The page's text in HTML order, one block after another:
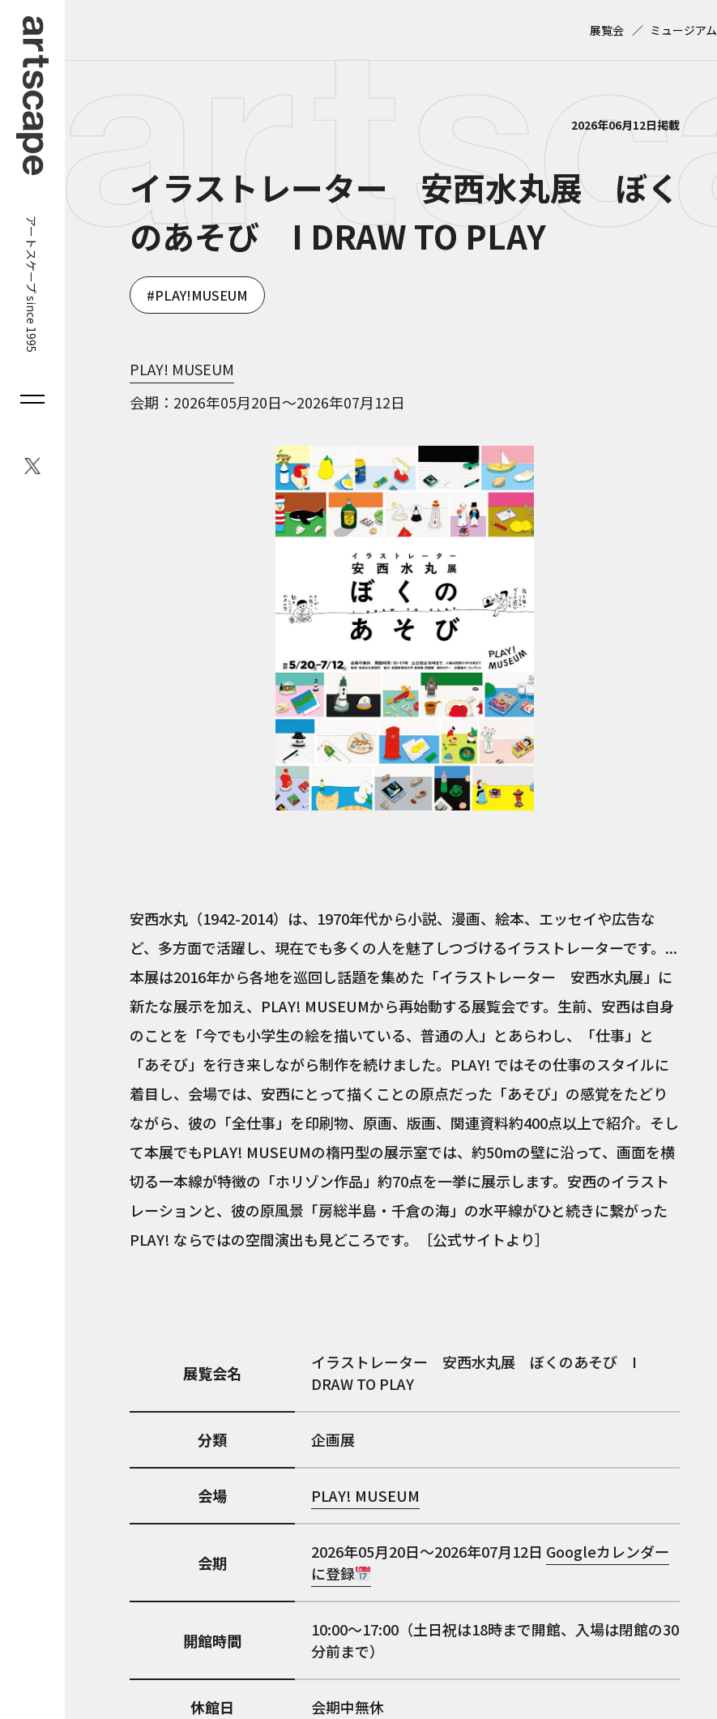
アートスケープ since 1995
展覧会 ミュージアム
2026年06月12日掲載
イラストレーター 安西水丸展 ぼく
のあそび I DRAW TO PLAY
PLAY!MUSEUM
PLAY! MUSEUM
会期
2026年05月20日～2026年07月12日
安西水丸（1942-2014）は、1970年代から小説、漫画、絵本、エッセイや広告な
ど、多方面で活躍し、現在でも多くの人を魅了しつづけるイラストレーターです。...
本展は2016年から各地を巡回し話題を集めた「イラストレーター 安西水丸展」に
新たな展示を加え、PLAY! MUSEUMから再始動する展覧会です。生前、安西は自身
のことを「今でも小学生の絵を描いている、普通の人」とあらわし、「仕事」と
「あそび」を行き来しながら制作を続けました。PLAY! ではその仕事のスタイルに
着目し、会場では、安西にとって描くことの原点だった「あそび」の感覚をたどり
ながら、彼の「全仕事」を印刷物、原画、版画、関連資料約400点以上で紹介。そし
て本展でもPLAY! MUSEUMの楕円型の展示室では、約50mの壁に沿って、画面を横
切る一本線が特徴の「ホリゾン作品」約70点を一挙に展示します。安西のイラスト
レーションと、彼の原風景「房総半島・千倉の海」の水平線がひと続きに繋がった
PLAY! ならではの空間演出も見どころです。［公式サイトより］
展覧会名
イラストレーター 安西水丸展 ぼくのあそび I
DRAW TO PLAY
分類 企画展
会場 PLAY! MUSEUM
会期
2026年05月20日～2026年07月12日 Googleカレンダー
に登録
開館時間
10:00～17:00（土日祝は18時まで開館、入場は閉館の30
分前まで）
休館日 会期中無休